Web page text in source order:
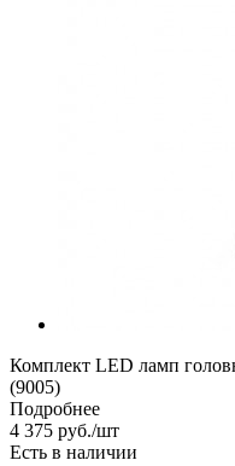
Комплект LED ламп
(9005)
Подробнее
4 375 руб./шт
Есть в наличии